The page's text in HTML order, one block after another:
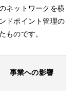
ネットワークを横
ドポイント管理の
ものです。
事業への影響